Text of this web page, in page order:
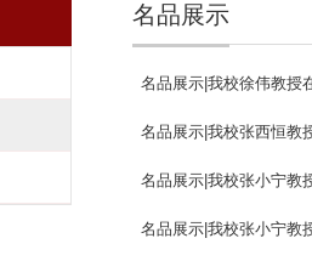
名品展示
名品展示|我校徐伟教授
名品展示|我校张西恒教
名品展示|我校张小宁教
名品展示|我校张小宁教